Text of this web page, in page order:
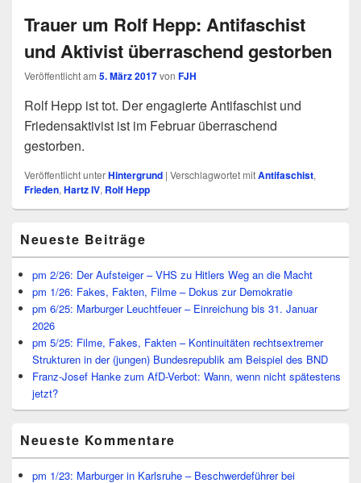
Trauer um Rolf Hepp: Antifaschist
und Aktivist überraschend gestorben
Veröffentlicht am 5. März 2017von FJH
Rolf Hepp ist tot. Der engagierte Antifaschist und
Friedensaktivist ist im Februar überraschend
gestorben.
Veröffentlicht unterHintergrund | Verschlagwortet mitAntifaschist,
Frieden, Hartz IV, Rolf Hepp
Seitenleisten
Widget-
Bereich
Neueste Beiträge
pm 2/26: Der Aufsteiger – VHS zu Hitlers Weg an die Macht
pm 1/26: Fakes, Fakten, Filme – Dokus zur Demokratie
pm 6/25: Marburger Leuchtfeuer – Einreichung bis 31. Januar
2026
pm 5/25: Filme, Fakes, Fakten – Kontinuitäten rechtsextremer
Strukturen in der (jungen) Bundesrepublik am Beispiel des BND
Franz-Josef Hanke zum AfD-Verbot: Wann, wenn nicht spätestens
jetzt?
Neueste Kommentare
pm 1/23: Marburger in Karlsruhe – Beschwerdeführer bei